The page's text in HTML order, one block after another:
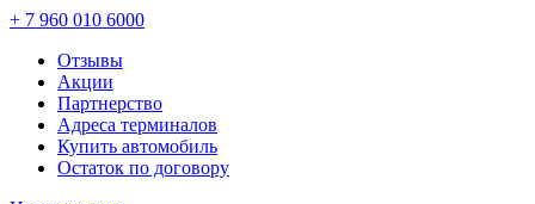
+ 7 960 010 6000
Отзывы
Акции
Партнерство
Адреса терминалов
Купить автомобиль
Остаток по договору